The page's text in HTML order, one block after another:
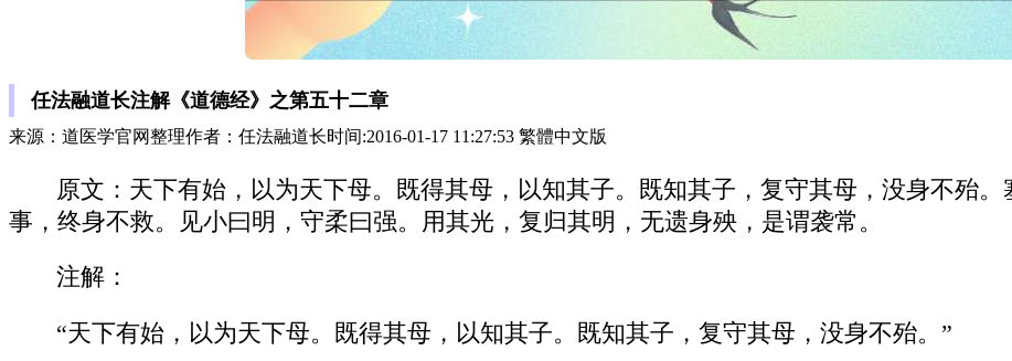
任法融道长注解《道德经》之第五十二章
来源：道医学官网整理作者：任法融道长时间:2016-01-17 11:27:53 繁體中文版
原文：天下有始，以为天下母。既得其母，以知其子。既知其子，复守其母，没身不殆
事，终身不救。见小曰明，守柔曰强。用其光，复归其明，无遗身殃，是谓袭常。
注解：
“天下有始，以为天下母。既得其母，以知其子。既知其子，复守其母，没身不殆。”